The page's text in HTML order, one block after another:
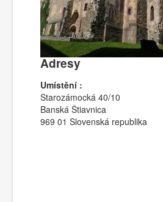
Adresy
Umístění :
Starozámocká 40/10
Banská Štiavnica
969 01 Slovenská republika